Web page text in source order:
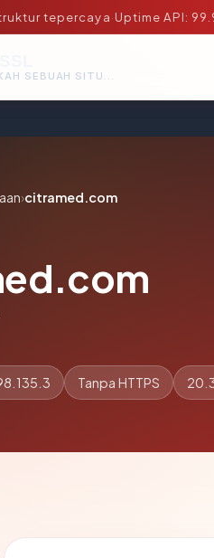
tepercaya·Uptime API:
PERIKSA APAKAH SEBUAH SITUS AMAN, TEPERCAYA, DAN TERVERIFIKASI DALAM HITUNGAN DETIK.
›citramed.com
Tanpa HTTPS